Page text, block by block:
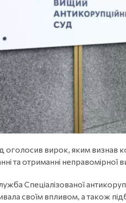
оголосив вирок, яким
та отриманні неправомірної
Спеціалізованої
своїм впливом, а також